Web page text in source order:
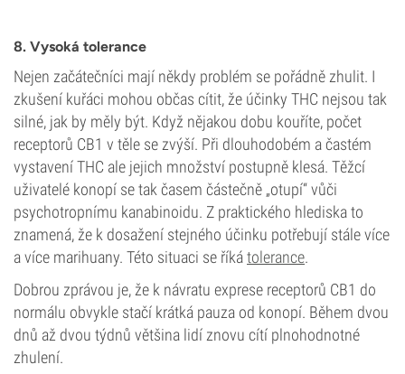
8. Vysoká tolerance
Nejen začátečníci mají někdy problém se pořádně zhulit. I
zkušení kuřáci mohou občas cítit, že účinky THC nejsou tak
silné, jak by měly být. Když nějakou dobu kouříte, počet
receptorů CB1 v těle se zvýší. Při dlouhodobém a častém
vystavení THC ale jejich množství postupně klesá. Těžcí
uživatelé konopí se tak časem částečně „otupí“ vůči
psychotropnímu kanabinoidu. Z praktického hlediska to
znamená, že k dosažení stejného účinku potřebují stále více
a více marihuany. Této situaci se říkátolerance.
Dobrou zprávou je, že k návratu exprese receptorů CB1 do
normálu obvykle stačí krátká pauza od konopí. Během dvou
dnů až dvou týdnů většina lidí znovu cítí plnohodnotné
zhulení.